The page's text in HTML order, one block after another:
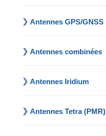
Antennes GPS/GNSS
Antennes combinées
Antennes Iridium
Antennes Tetra (PMR)